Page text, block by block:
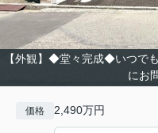
【外観】◆堂々完成◆いつで
にお
価格 2,490万円